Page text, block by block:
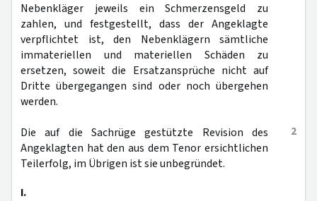
Nebenkläger jeweils ein Schmerzensgeld zu
zahlen, und festgestellt, dass der Angeklagte
verpflichtet ist, den Nebenklägern sämtliche
immateriellen und materiellen Schäden zu
ersetzen, soweit die Ersatzansprüche nicht auf
Dritte übergegangen sind oder noch übergehen
werden.
2
Die auf die Sachrüge gestützte Revision des
Angeklagten hat den aus dem Tenor ersichtlichen
Teilerfolg, im Übrigen ist sie unbegründet.
I.